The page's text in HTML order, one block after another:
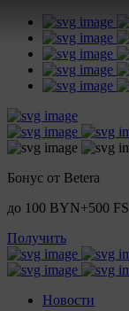
Бонус от Betera
до 100 BYN+500 FS
Получить
Новости